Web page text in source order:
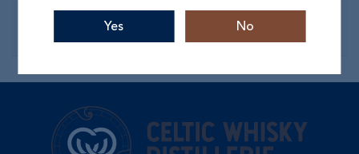
Quantité
Unité, Duo, Lot de 6
Yes No